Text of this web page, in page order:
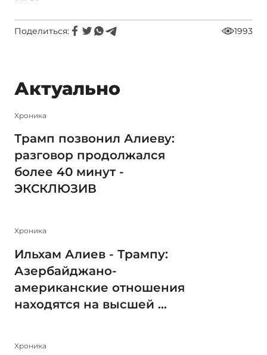
Поделиться: 1993
Актуально
Xроника
Трамп позвонил Алиеву:
разговор продолжался
более 40 минут -
ЭКСКЛЮЗИВ
Xроника
Ильхам Алиев - Трампу:
Азербайджано-
американские отношения
находятся на высшей ...
Xроника